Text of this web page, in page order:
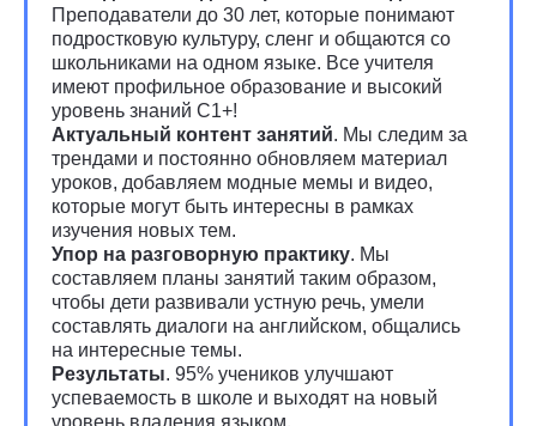
Преподаватели до 30 лет, которые понимают
подростковую культуру, сленг и общаются со
школьниками на одном языке. Все учителя
имеют профильное образование и высокий
уровень знаний C1+!
Актуальный контент занятий. Мы следим за
трендами и постоянно обновляем материал
уроков, добавляем модные мемы и видео,
которые могут быть интересны в рамках
изучения новых тем.
Упор на разговорную практику. Мы
составляем планы занятий таким образом,
чтобы дети развивали устную речь, умели
составлять диалоги на английском, общались
на интересные темы.
Результаты. 95% учеников улучшают
успеваемость в школе и выходят на новый
уровень владения языком.